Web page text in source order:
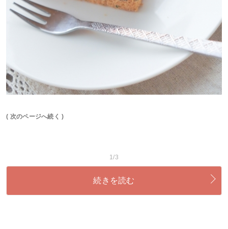
( 次のページへ続く )
1/3
続きを読む